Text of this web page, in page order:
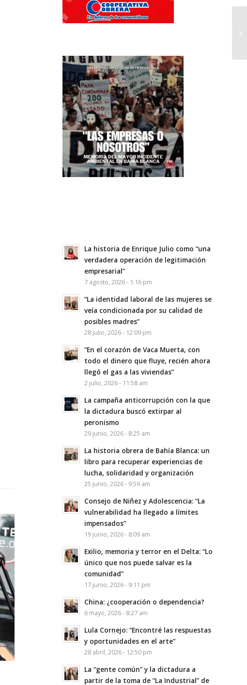
La historia de Enrique Julio como “una
verdadera operación de legitimación
empresarial”
7 agosto, 2026 - 1:16 pm
“La identidad laboral de las mujeres se
veía condicionada por su calidad de
posibles madres”
28 julio, 2026 - 12:09 pm
“En el corazón de Vaca Muerta, con
todo el dinero que fluye, recién ahora
llegó el gas a las viviendas”
2 julio, 2026 - 11:58 am
La campaña anticorrupción con la que
la dictadura buscó extirpar al
peronismo
29 junio, 2026 - 8:25 am
La historia obrera de Bahía Blanca: un
libro para recuperar experiencias de
lucha, solidaridad y organización
25 junio, 2026 - 9:59 am
Consejo de Niñez y Adolescencia: “La
vulnerabilidad ha llegado a límites
impensados”
19 junio, 2026 - 8:09 am
Exilio, memoria y terror en el Delta: “Lo
único que nos puede salvar es la
comunidad”
17 junio, 2026 - 9:11 pm
China: ¿cooperación o dependencia?
6 mayo, 2026 - 8:27 am
Lula Cornejo: “Encontré las respuestas
y oportunidades en el arte”
28 abril, 2026 - 12:50 pm
La “gente común” y la dictadura a
partir de la toma de “La Industrial” de